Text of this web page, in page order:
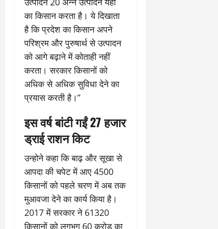
का किसान करता है। ये दिखाता
है कि प्रदेश का किसान अपने
परिश्रम और पुरुषार्थ से उत्पादन
को आगे बढ़ाने में कोताही नहीं
करता। सरकार किसानों को
अधिक से अधिक सुविधा देने का
प्रयास करती है।”
इस वर्ष बांटी गईं 27 हजार
ड्राई राशन किट
उन्होने कहा कि बाढ़ और सूखा से
आपदा की चपेट में आए 4500
किसानों को पहले चरण में अब तक
मुआवजा देने का कार्य किया है।
2017 में सरकार ने 61320
किसानों को लगभग 60 करोड़ का